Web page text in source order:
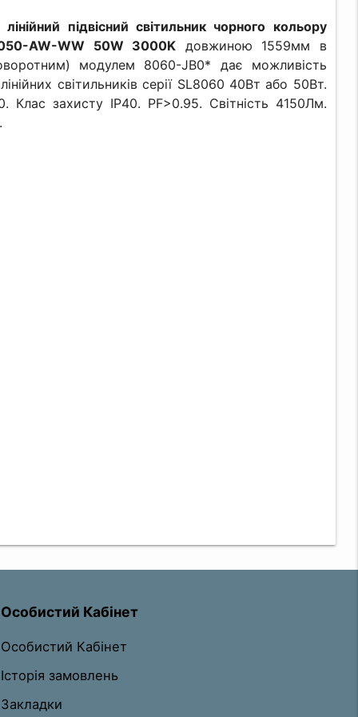
підвісний світильник чорного кольору
AW-WW 50W 3000K довжиною 1559мм в
модулем 8060-JB0* дає можливість
світильників серії SL8060 40Вт або 50Вт.
Клас захисту IP40. PF>0.95. Світність 4150Лм.
Особистий Кабінет
Особистий Кабінет
Історія замовлень
Закладки